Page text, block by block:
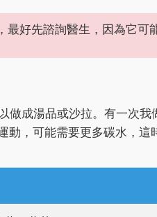
好先諮詢醫生，因為它可
做成湯品或沙拉。有一次
，可能需要更多碳水，這